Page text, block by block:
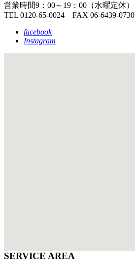
営業時間9：00～19：00（水曜定休）
TEL 0120-65-0024 FAX 06-6439-0730
facebook
Instagram
SERVICE AREA